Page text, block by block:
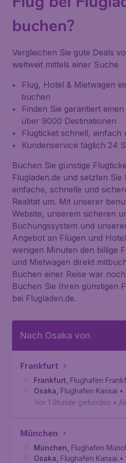
buchen?
Vergleichen Sie gute Deals
weltweit mittels einer Suche
Flug, Hotel & Mietwagen
buchen
Finden Sie garantiert
über 9000 Destinationen
Flugticket schnell, einfach
Kundenservice täglich 24
Buchen Sie günstige
Flugladen.de und setzten
einfache, schnelle und
Realität um. Mit unserer
Website, unserem sicheren
Buchungssystem und
Angebot an Flügen und
wenigen Minuten den billige
und Mietwagen direkt
Buchen einer Reise war
Buchen Sie Ihren günstigen
bei Flugladen.de.
Nach Osaka von
Frankfurt
Frankfurt Flughafen
Osaka Flughafen Kansai •
Vor 1 Stunde gefunden •
München
München Flughafen
Osaka Flughafen Kansai •